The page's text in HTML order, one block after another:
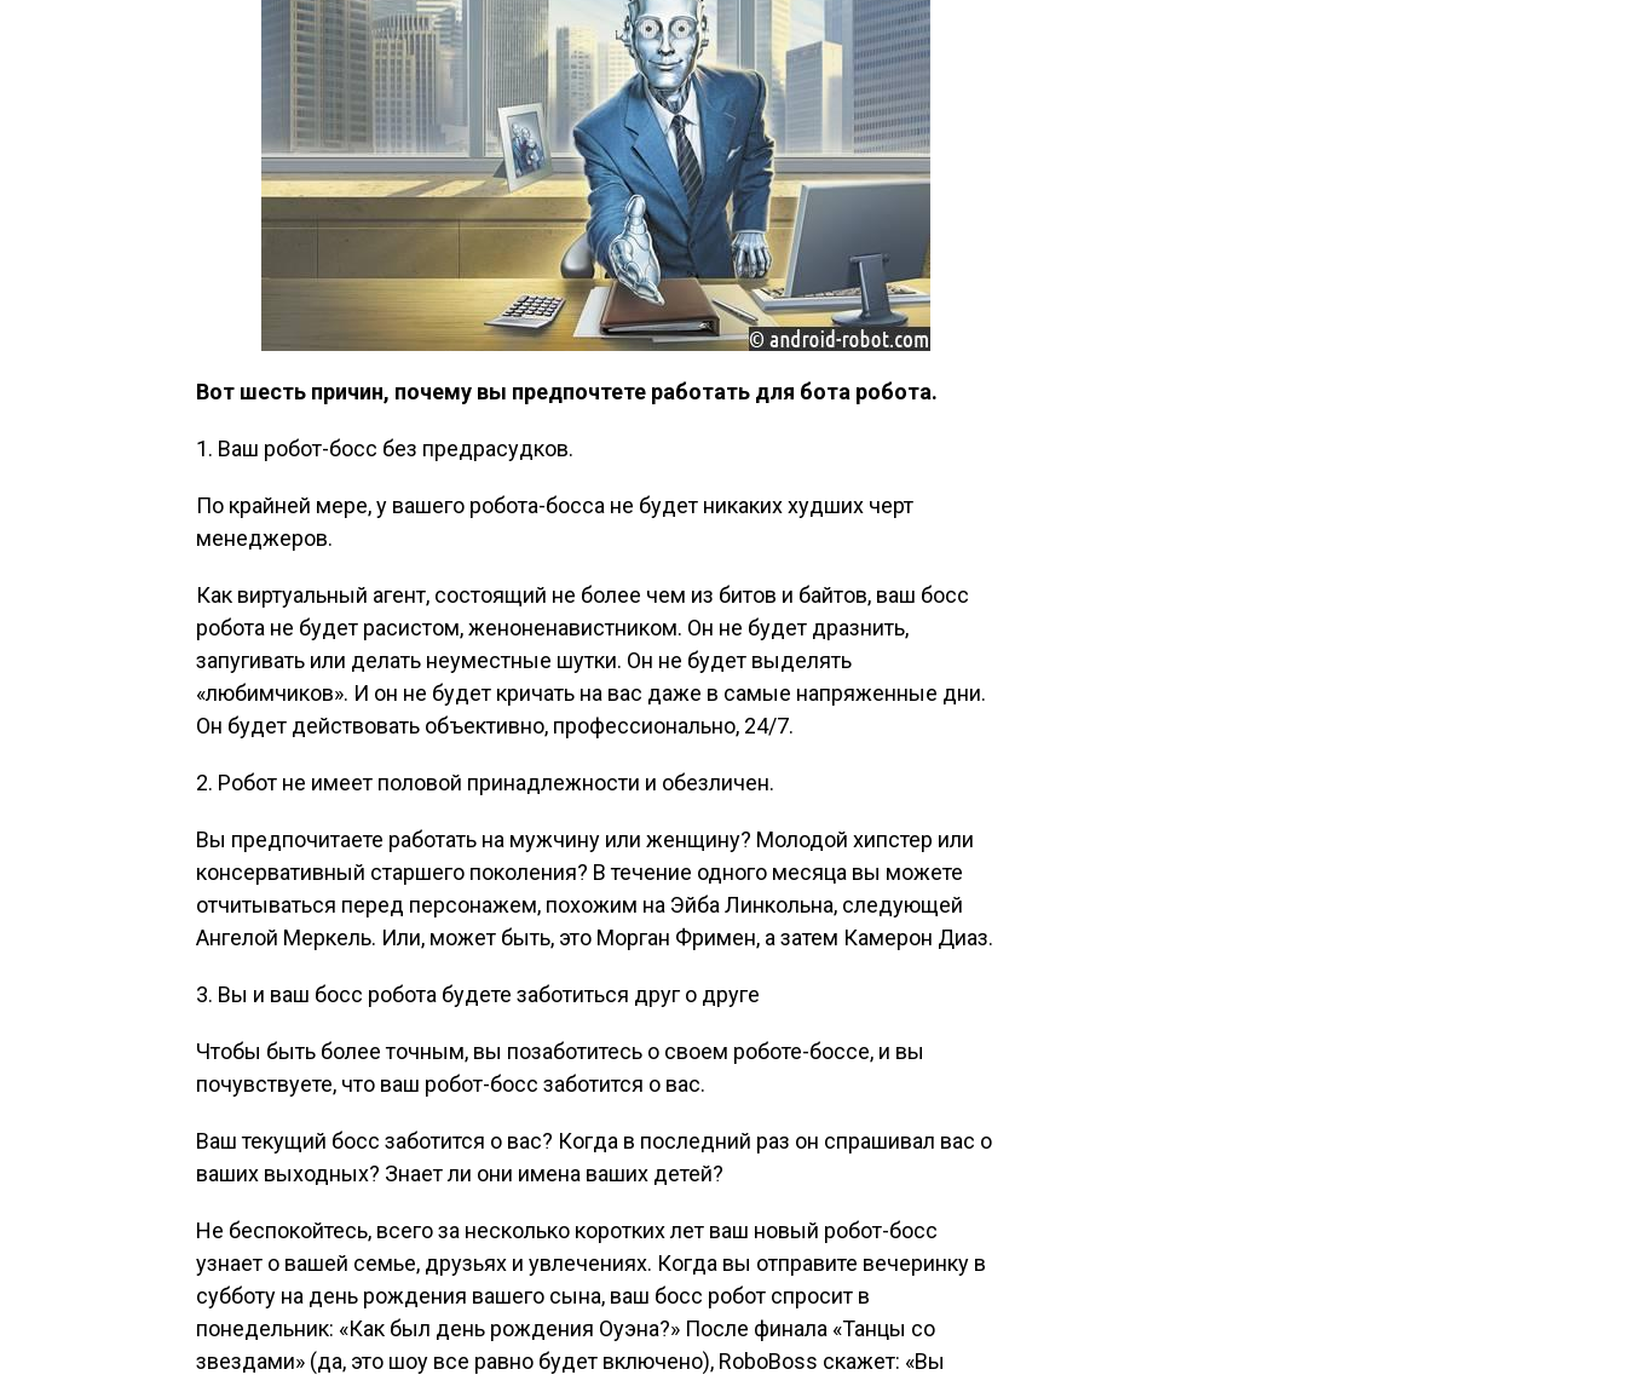
Вот шесть причин, почему вы предпочтете работать для бота робота.
1. Ваш робот-босс без предрасудков.
По крайней мере, у вашего робота-босса не будет никаких худших черт
менеджеров.
Как виртуальный агент, состоящий не более чем из битов и байтов, ваш босс
робота не будет расистом, женоненавистником. Он не будет дразнить,
запугивать или делать неуместные шутки. Он не будет выделять
«любимчиков». И он не будет кричать на вас даже в самые напряженные дни.
Он будет действовать объективно, профессионально, 24/7.
2. Робот не имеет половой принадлежности и обезличен.
Вы предпочитаете работать на мужчину или женщину? Молодой хипстер или
консервативный старшего поколения? В течение одного месяца вы можете
отчитываться перед персонажем, похожим на Эйба Линкольна, следующей
Ангелой Меркель. Или, может быть, это Морган Фримен, а затем Камерон Диаз.
3. Вы и ваш босс робота будете заботиться друг о друге
Чтобы быть более точным, вы позаботитесь о своем роботе-боссе, и вы
почувствуете, что ваш робот-босс заботится о вас.
Ваш текущий босс заботится о вас? Когда в последний раз он спрашивал вас о
ваших выходных? Знает ли они имена ваших детей?
Не беспокойтесь, всего за несколько коротких лет ваш новый робот-босс
узнает о вашей семье, друзьях и увлечениях. Когда вы отправите вечеринку в
субботу на день рождения вашего сына, ваш босс робот спросит в
понедельник: «Как был день рождения Оуэна?» После финала «Танцы со
звездами» (да, это шоу все равно будет включено), RoboBoss скажет: «Вы